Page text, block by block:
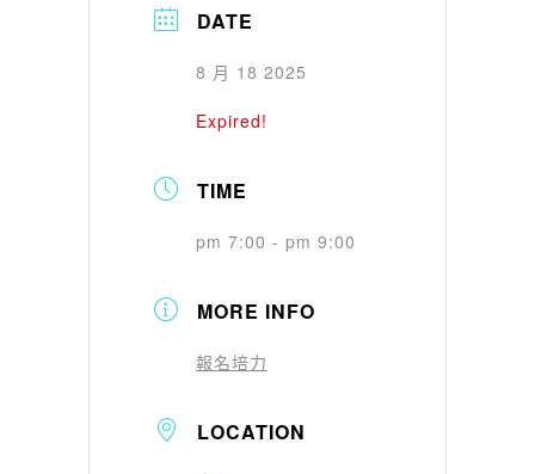
DATE
8 月 18 2025
Expired!
TIME
pm 7:00 - pm 9:00
MORE INFO
報名培力
LOCATION